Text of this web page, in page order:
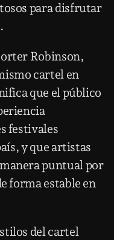
para disfrutar
Robinson,
cartel en
que el público
festivales
y que artistas
manera puntual por
forma estable en
del cartel